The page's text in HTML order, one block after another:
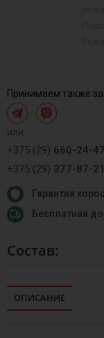
Принимаем также
или
+375 (29) 660-24-47
+375 (29) 377-87-21
Гарантия
Бесплатная
Состав:
ОПИСАНИЕ